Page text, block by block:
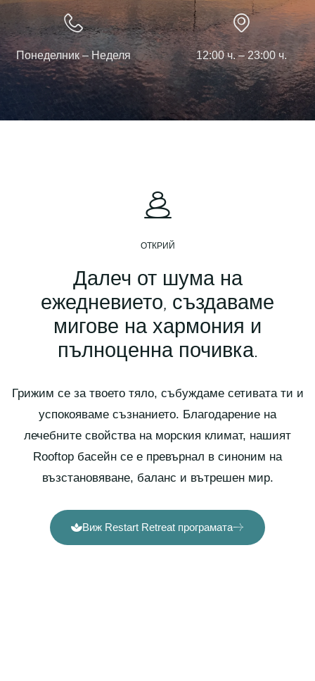
Понеделник – Неделя 12:00 ч. – 23:00 ч.
ОТКРИЙ
Далеч от шума на
ежедневието, създаваме
мигове на хармония и
пълноценна почивка.
Грижим се за твоето тяло, събуждаме сетивата ти и
успокояваме съзнанието. Благодарение на
лечебните свойства на морския климат, нашият
Rooftop басейн се е превърнал в синоним на
възстановяване, баланс и вътрешен мир.
Виж Restart Retreat програмата